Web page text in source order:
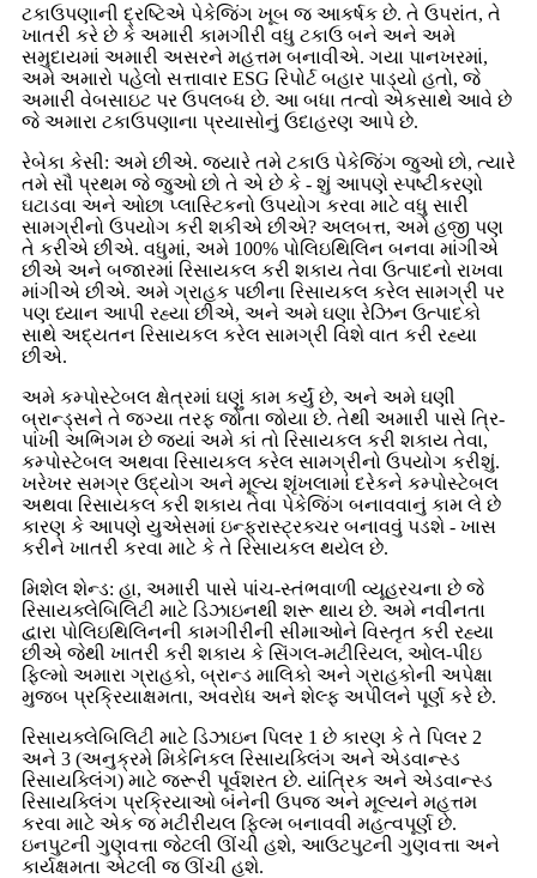
ટકાઉપણાની દ્રષ્ટિએ પેકેજિંગ ખૂબ જ આકર્ષક છે. તે ઉપરાંત, તે
ખાતરી કરે છે કે અમારી કામગીરી વધુ ટકાઉ બને અને અમે
સમુદાયમાં અમારી અસરને મહત્તમ બનાવીએ. ગયા પાનખરમાં,
અમે અમારો પહેલો સત્તાવાર ESG રિપોર્ટ બહાર પાડ્યો હતો, જે
અમારી વેબસાઇટ પર ઉપલબ્ધ છે. આ બધા તત્વો એકસાથે આવે છે
જે અમારા ટકાઉપણાના પ્રયાસોનું ઉદાહરણ આપે છે.
રેબેકા કેસી: અમે છીએ. જ્યારે તમે ટકાઉ પેકેજિંગ જુઓ છો, ત્યારે
તમે સૌ પ્રથમ જે જુઓ છો તે એ છે કે - શું આપણે સ્પષ્ટીકરણો
ઘટાડવા અને ઓછા પ્લાસ્ટિકનો ઉપયોગ કરવા માટે વધુ સારી
સામગ્રીનો ઉપયોગ કરી શકીએ છીએ? અલબત્ત, અમે હજી પણ
તે કરીએ છીએ. વધુમાં, અમે 100% પોલિઇથિલિન બનવા માંગીએ
છીએ અને બજારમાં રિસાયકલ કરી શકાય તેવા ઉત્પાદનો રાખવા
માંગીએ છીએ. અમે ગ્રાહક પછીના રિસાયકલ કરેલ સામગ્રી પર
પણ ધ્યાન આપી રહ્યા છીએ, અને અમે ઘણા રેઝિન ઉત્પાદકો
સાથે અદ્યતન રિસાયકલ કરેલ સામગ્રી વિશે વાત કરી રહ્યા
છીએ.
અમે કમ્પોસ્ટેબલ ક્ષેત્રમાં ઘણું કામ કર્યું છે, અને અમે ઘણી
બ્રાન્ડ્સને તે જગ્યા તરફ જોતા જોયા છે. તેથી અમારી પાસે ત્રિ-
પાંખી અભિગમ છે જ્યાં અમે કાં તો રિસાયકલ કરી શકાય તેવા,
કમ્પોસ્ટેબલ અથવા રિસાયકલ કરેલ સામગ્રીનો ઉપયોગ કરીશું.
ખરેખર સમગ્ર ઉદ્યોગ અને મૂલ્ય શૃંખલામાં દરેકને કમ્પોસ્ટેબલ
અથવા રિસાયકલ કરી શકાય તેવા પેકેજિંગ બનાવવાનું કામ લે છે
કારણ કે આપણે યુએસમાં ઇન્ફ્રાસ્ટ્રક્ચર બનાવવું પડશે - ખાસ
કરીને ખાતરી કરવા માટે કે તે રિસાયકલ થયેલ છે.
મિશેલ શેન્ડ: હા, અમારી પાસે પાંચ-સ્તંભવાળી વ્યૂહરચના છે જે
રિસાયક્લેબિલિટી માટે ડિઝાઇનથી શરૂ થાય છે. અમે નવીનતા
દ્વારા પોલિઇથિલિનની કામગીરીની સીમાઓને વિસ્તૃત કરી રહ્યા
છીએ જેથી ખાતરી કરી શકાય કે સિંગલ-મટીરિયલ, ઓલ-પીઇ
ફિલ્મો અમારા ગ્રાહકો, બ્રાન્ડ માલિકો અને ગ્રાહકોની અપેક્ષા
મુજબ પ્રક્રિયાક્ષમતા, અવરોધ અને શેલ્ફ અપીલને પૂર્ણ કરે છે.
રિસાયક્લેબિલિટી માટે ડિઝાઇન પિલર 1 છે કારણ કે તે પિલર 2
અને 3 (અનુક્રમે મિકેનિકલ રિસાયક્લિંગ અને એડવાન્સ્ડ
રિસાયક્લિંગ) માટે જરૂરી પૂર્વશરત છે. યાંત્રિક અને એડવાન્સ્ડ
રિસાયક્લિંગ પ્રક્રિયાઓ બંનેની ઉપજ અને મૂલ્યને મહત્તમ
કરવા માટે એક જ મટીરીયલ ફિલ્મ બનાવવી મહત્વપૂર્ણ છે.
ઇનપુટની ગુણવત્તા જેટલી ઊંચી હશે, આઉટપુટની ગુણવત્તા અને
કાર્યક્ષમતા એટલી જ ઊંચી હશે.